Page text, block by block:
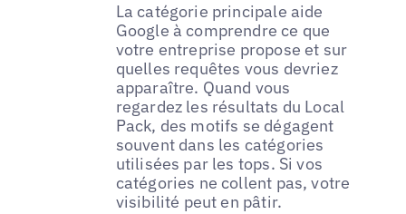
La catégorie principale aide
Google à comprendre ce que
votre entreprise propose et sur
quelles requêtes vous devriez
apparaître. Quand vous
regardez les résultats du Local
Pack, des motifs se dégagent
souvent dans les catégories
utilisées par les tops. Si vos
catégories ne collent pas, votre
visibilité peut en pâtir.